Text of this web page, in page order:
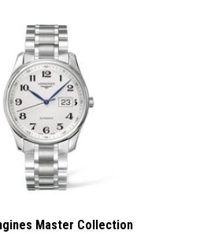
Master Collection